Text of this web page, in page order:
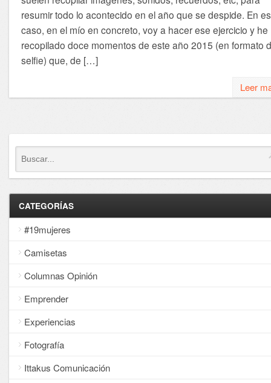
resumir todo lo acontecido en el año que se despide. En
caso, en el mío en concreto, voy a hacer ese ejercicio y he
recopilado doce momentos de este año 2015 (en formato
selfie) que, de […]
Leer
CATEGORÍAS
#19mujeres
Camisetas
Columnas Opinión
Emprender
Experiencias
Fotografía
Ittakus Comunicación